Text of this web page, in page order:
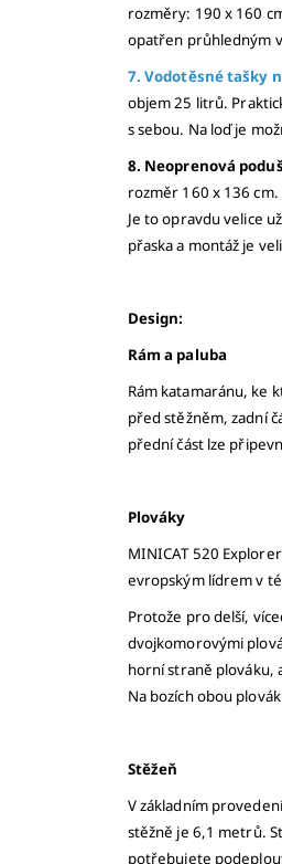
rozměry: 190 x 160
opatřen průhledným
7. Vodotěsné tašky
objem 25 litrů.
s sebou. Na loď je
8. Neoprenová
rozměr 160 x 136
Je to opravdu velice
přaska a montáž je
Design:
Rám a paluba
Rám katamaránu, ke
před stěžněm, zadní
přední část lze
Plováky
MINICAT 520
evropským lídrem v
Protože pro delší,
dvojkomorovými
horní straně plováku,
Na bozích obou
Stěžeň
V základním
stěžně je 6,1 metrů.
potřebujete